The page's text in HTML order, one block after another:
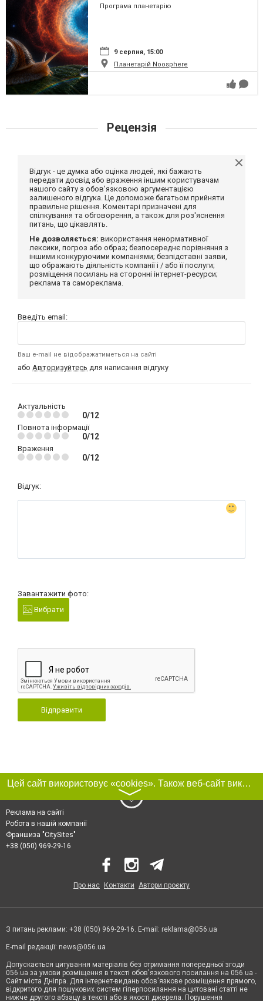
Програма планетарію
9 серпня, 15:00
Планетарій Noosphere
Рецензія
Відгук - це думка або оцінка людей, які бажають
передати досвід або враження іншим користувачам
нашого сайту з обов'язковою аргументацією
залишеного відгука. Це допоможе багатьом прийняти
правильне рішення. Коментарі призначені для
спілкування та обговорення, а також для роз'яснення
питань, що цікавлять.
Не дозволяється: використання ненормативної
лексики, погроз або образ; безпосереднє порівняння з
іншими конкуруючими компаніями; безпідставні заяви,
що ображають діяльність компанії і / або її послуги;
розміщення посилань на сторонні інтернет-ресурси;
реклама та самореклама.
Введіть email:
Ваш e-mail не відображатиметься на сайті
або Авторизуйтесь для написання відгуку
Актуальність
0/12
Повнота інформації
0/12
Враження
0/12
Відгук:
Завантажити фото:
Вибрати
Відправити
Цей сайт використовує «cookies». Також веб-сайт використовує інтернет-сервіс для збору технічних даних стосовно відвідувачів з метою отримання маркетингової та статистичної інформації. Умови обробки даних відвідувачів сайту див.
〉
Реклама на сайті
Робота в нашій компанії
Франшиза "CitySites"
+38 (050) 969-29-16
Про нас Контакти Автори проєкту
З питань реклами: +38 (050) 969-29-16. E-mail: reklama@056.ua
E-mail редакції: news@056.ua
Допускається цитування матеріалів без отримання попередньої згоди
056.ua за умови розміщення в тексті обов'язкового посилання на 056.ua -
Сайт міста Дніпра. Для інтернет-видань обов'язкове розміщення прямого,
відкритого для пошукових систем гіперпосилання на цитовані статті не
нижче другого абзацу в тексті або в якості джерела. Порушення